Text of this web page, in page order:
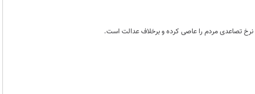
تصاعدی مردم را عاصی کرده و برخلاف عدالت است.